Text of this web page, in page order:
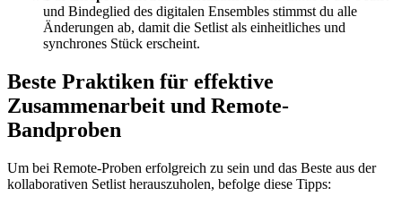
und Bindeglied des digitalen Ensembles stimmst du alle
Änderungen ab, damit die Setlist als einheitliches und
synchrones Stück erscheint.
Beste Praktiken für effektive
Zusammenarbeit und Remote-
Bandproben
Um bei Remote-Proben erfolgreich zu sein und das Beste aus der
kollaborativen Setlist herauszuholen, befolge diese Tipps: